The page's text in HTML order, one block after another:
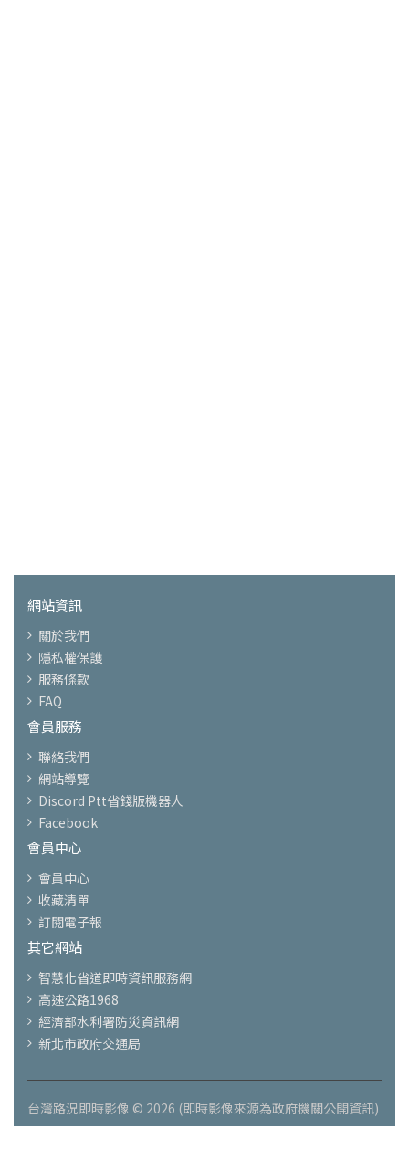
網站資訊
關於我們
隱私權保護
服務條款
FAQ
會員服務
聯絡我們
網站導覽
Discord Ptt省錢版機器人
Facebook
會員中心
會員中心
收藏清單
訂閱電子報
其它網站
智慧化省道即時資訊服務網
高速公路1968
經濟部水利署防災資訊網
新北市政府交通局
台灣路況即時影像 © 2026 (即時影像來源為政府機關公開資訊)